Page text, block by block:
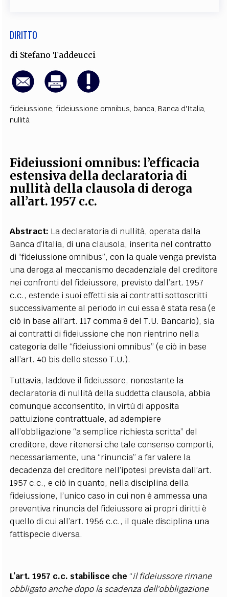
DIRITTO
di Stefano Taddeucci
fideiussione,fideiussione omnibus,banca, Banca d'Italia,
nullità
Fideiussioni omnibus: l’efficacia
estensiva della declaratoria di
nullità della clausola di deroga
all’art. 1957 c.c.
Abstract: La declaratoria di nullità, operata dalla
Banca d’Italia, di una clausola, inserita nel contratto
di “fideiussione omnibus”, con la quale venga prevista
una deroga al meccanismo decadenziale del creditore
nei confronti del fideiussore, previsto dall’art. 1957
c.c., estende i suoi effetti sia ai contratti sottoscritti
successivamente al periodo in cui essa è stata resa (e
ciò in base all’art. 117 comma 8 del T.U. Bancario), sia
ai contratti di fideiussione che non rientrino nella
categoria delle “fideiussioni omnibus” (e ciò in base
all’art. 40 bis dello stesso T.U.).
Tuttavia, laddove il fideiussore, nonostante la
declaratoria di nullità della suddetta clausola, abbia
comunque acconsentito, in virtù di apposita
pattuizione contrattuale, ad adempiere
all’obbligazione “a semplice richiesta scritta” del
creditore, deve ritenersi che tale consenso comporti,
necessariamente, una “rinuncia” a far valere la
decadenza del creditore nell’ipotesi prevista dall’art.
1957 c.c., e ciò in quanto, nella disciplina della
fideiussione, l’unico caso in cui non è ammessa una
preventiva rinuncia del fideiussore ai propri diritti è
quello di cui all’art. 1956 c.c., il quale disciplina una
fattispecie diversa.
L’art. 1957 c.c. stabilisce che “il fideiussore rimane
obbligato anche dopo la scadenza dell'obbligazione